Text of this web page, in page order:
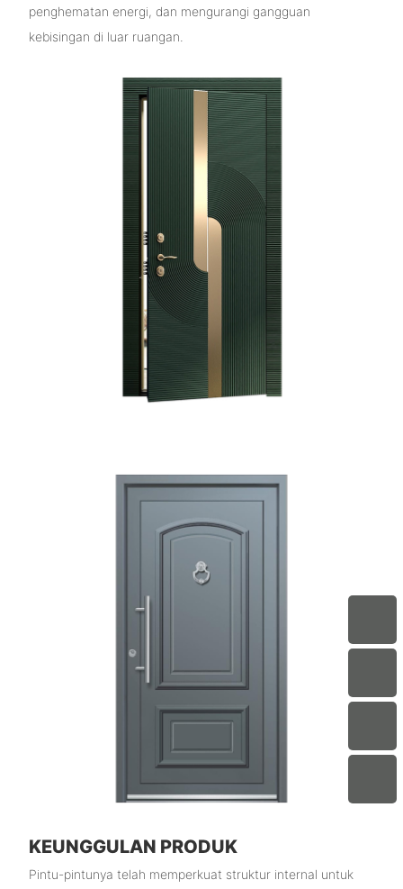
penghematan energi, dan mengurangi gangguan
kebisingan di luar ruangan.
KEUNGGULAN PRODUK
Pintu-pintunya telah memperkuat struktur internal untuk